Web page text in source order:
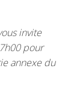
invite
pour
annexe du